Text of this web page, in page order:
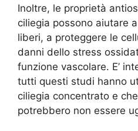
Inoltre, le proprietà
ciliegia possono aiutare
liberi, a proteggere le
danni dello stress
funzione vascolare. E’
tutti questi studi hanno
ciliegia concentrato e
potrebbero non essere